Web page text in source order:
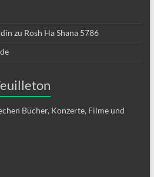
zu Rosh Ha Shana 5786
Bücher, Konzerte, Filme und